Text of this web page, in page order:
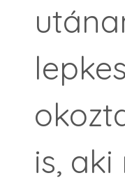
is,